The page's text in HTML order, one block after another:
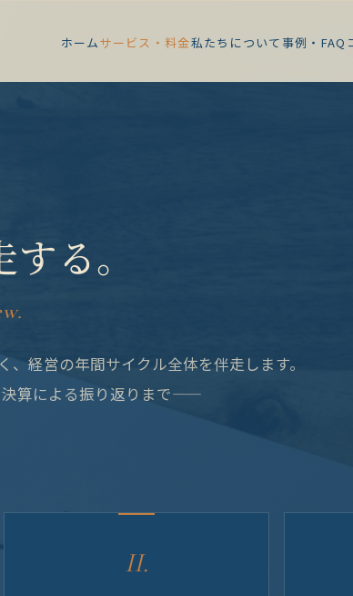
ホームサービス・料金私たちについて事例・FAQ
る。
経営の年間サイクル全体を伴走します。
決算による振り返りまで——
II.